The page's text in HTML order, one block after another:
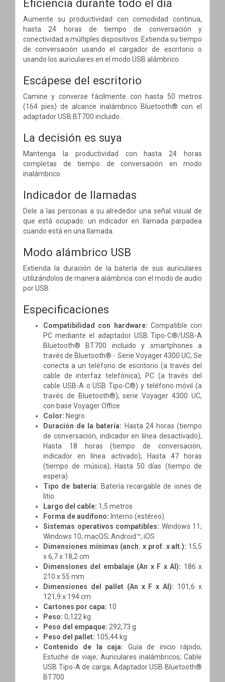
Eficiencia durante todo el día
Aumente su productividad con comodidad continua,
hasta 24 horas de tiempo de conversación y
conectividad a múltiples dispositivos. Extienda su tiempo
de conversación usando el cargador de escritorio o
usando los auriculares en el modo USB alámbrico.
Escápese del escritorio
Camine y converse fácilmente con hasta 50 metros
(164 pies) de alcance inalámbrico Bluetooth® con el
adaptador USB BT700 incluido.
La decisión es suya
Mantenga la productividad con hasta 24 horas
completas de tiempo de conversación en modo
inalámbrico.
Indicador de llamadas
Dele a las personas a su alrededor una señal visual de
que está ocupado: un indicador en llamada parpadea
cuando está en una llamada.
Modo alámbrico USB
Extienda la duración de la batería de sus auriculares
utilizándolos de manera alámbrica con el modo de audio
por USB.
Especificaciones
Compatibilidad con hardware: Compatible con
PC mediante el adaptador USB Tipo-C®/USB-A
Bluetooth® BT700 incluido y smartphones a
través de Bluetooth® - Serie Voyager 4300 UC; Se
conecta a un teléfono de escritorio (a través del
cable de interfaz telefónica), PC (a través del
cable USB-A o USB Tipo-C®) y teléfono móvil (a
través de Bluetooth®), serie Voyager 4300 UC,
con base Voyager Office
Color: Negro
Duración de la batería: Hasta 24 horas (tiempo
de conversación, indicador en línea desactivado);
Hasta 18 horas (tiempo de conversación,
indicador en línea activado); Hasta 47 horas
(tiempo de música); Hasta 50 días (tiempo de
espera)
Tipo de batería: Batería recargable de iones de
litio
Largo del cable: 1,5 metros
Forma de audífono: Interno (estéreo)
Sistemas operativos compatibles: Windows 11;
Windows 10; macOS; Android™; iOS
Dimensiones mínimas (anch. x prof. x alt.): 15,5
x 6,7 x 18,2 cm
Dimensiones del embalaje (An x F x Al): 186 x
210 x 55 mm
Dimensiones del pallet (An x F x Al): 101,6 x
121,9 x 194 cm
Cartones por capa: 10
Peso: 0,122 kg
Peso del empaque: 292,73 g
Peso del pallet: 105,44 kg
Contenido de la caja: Guía de inicio rápido;
Estuche de viaje; Auriculares inalámbricos; Cable
USB Tipo-A de carga; Adaptador USB Bluetooth®
BT700